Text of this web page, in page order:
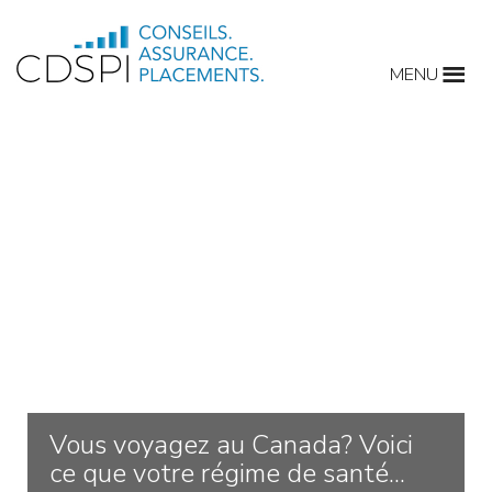
content
MENU
Vous voyagez au Canada? Voici
ce que votre régime de santé...